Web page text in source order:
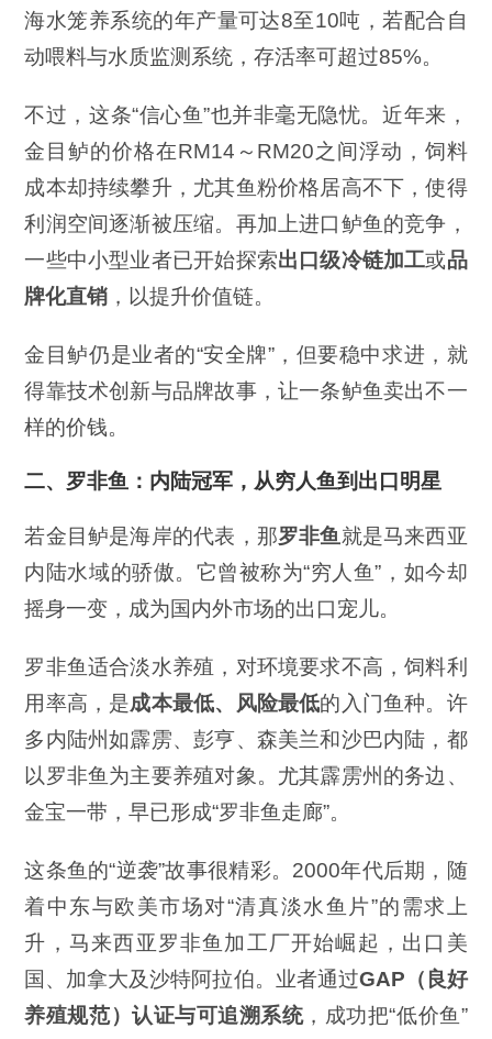
海水笼养系统的年产量可达8至10吨，若配合自
动喂料与水质监测系统，存活率可超过85%。
不过，这条“信心鱼”也并非毫无隐忧。近年来，
金目鲈的价格在RM14～RM20之间浮动，饲料
成本却持续攀升，尤其鱼粉价格居高不下，使得
利润空间逐渐被压缩。再加上进口鲈鱼的竞争，
一些中小型业者已开始探索出口级冷链加工或品
牌化直销 ，以提升价值链。
金目鲈仍是业者的“安全牌”，但要稳中求进，就
得靠技术创新与品牌故事，让一条鲈鱼卖出不一
样的价钱。
二、罗非鱼：内陆冠军，从穷人鱼到出口明星
若金目鲈是海岸的代表，那罗非鱼 就是马来西亚
内陆水域的骄傲。它曾被称为“穷人鱼”，如今却
摇身一变，成为国内外市场的出口宠儿。
罗非鱼适合淡水养殖，对环境要求不高，饲料利
用率高，是成本最低、风险最低的入门鱼种。许
多内陆州如霹雳、彭亨、森美兰和沙巴内陆，都
以罗非鱼为主要养殖对象。尤其霹雳州的务边、
金宝一带，早已形成“罗非鱼走廊”。
这条鱼的“逆袭”故事很精彩。2000年代后期，随
着中东与欧美市场对“清真淡水鱼片”的需求上
升，马来西亚罗非鱼加工厂开始崛起，出口美
国、加拿大及沙特阿拉伯。业者通过GAP （良好
养殖规范）认证与可追溯系统，成功把“低价鱼”